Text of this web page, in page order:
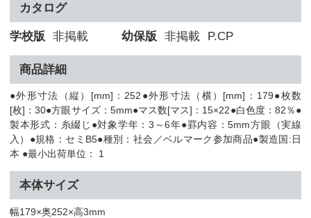
カタログ
学校版 非掲載 幼保版 非掲載 P.CP
商品詳細
●外形寸法（縦）[mm]：252●外形寸法（横）[mm]：179●枚数
[枚]：30●方眼サイズ：5mm●マス数[マス]：15×22●白色度：82％●
製本形式：糸綴じ●対象学年：3～6年●罫内容：5mm方眼（実線
入）●規格：セミB5●種別：社会／ベルマーク参加商品●製造国:日
本 ●最小出荷単位： 1
本体サイズ
幅179×奥252×高3mm